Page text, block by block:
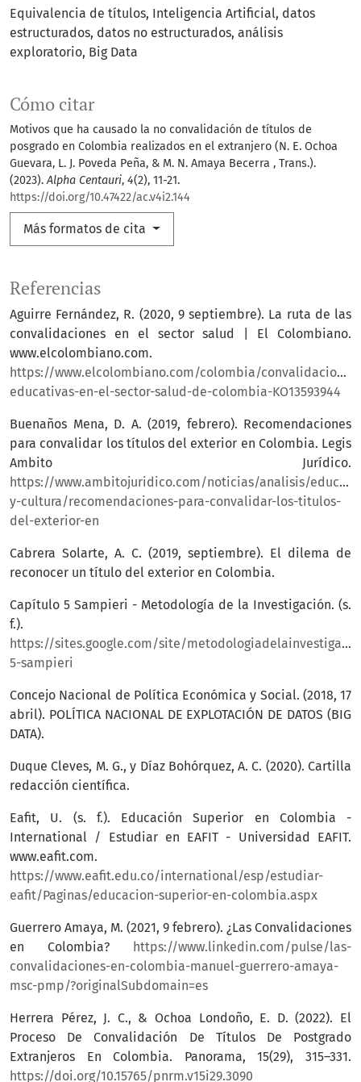
Equivalencia de títulos Inteligencia Artificial datos
estructurados datos no estructurados análisis
exploratorio Big Data
Cómo citar
Motivos que ha causado la no convalidación de títulos de
posgrado en Colombia realizados en el extranjero (N. E. Ochoa
Guevara, L. J. Poveda Peña, & M. N. Amaya Becerra , Trans.).
(2023).Alpha Centauri, 4(2), 11-21.
https://doi.org/10.47422/ac.v4i2.144
Más formatos de cita
Referencias
Aguirre Fernández, R. (2020, 9 septiembre). La ruta de las
convalidaciones en el sector salud | El Colombiano.
www.elcolombiano.com.
https://www.elcolombiano.com/colombia/convalidaciones-
educativas-en-el-sector-salud-de-colombia-KO13593944
Buenaños Mena, D. A. (2019, febrero). Recomendaciones
para convalidar los títulos del exterior en Colombia. Legis
Ambito Jurídico.
https://www.ambitojuridico.com/noticias/analisis/
y-cultura/recomendaciones-para-convalidar-los-titulos-
del-exterior-en
Cabrera Solarte, A. C. (2019, septiembre). El dilema de
reconocer un título del exterior en Colombia.
Capítulo 5 Sampieri - Metodología de la Investigación. (s.
f.).
https://sites.google.com/site/
5-sampieri
Concejo Nacional de Política Económica y Social. (2018, 17
abril). POLÍTICA NACIONAL DE EXPLOTACIÓN DE DATOS (BIG
DATA).
Duque Cleves, M. G., y Díaz Bohórquez, A. C. (2020). Cartilla
redacción científica.
Eafit, U. (s. f.). Educación Superior en Colombia -
International / Estudiar en EAFIT - Universidad EAFIT.
www.eafit.com.
https://www.eafit.edu.co/international/esp/estudiar-
eafit/Paginas/educacion-superior-en-colombia.aspx
Guerrero Amaya, M. (2021, 9 febrero). ¿Las Convalidaciones
en Colombia?
https://www.linkedin.com/pulse/las-
convalidaciones-en-colombia-manuel-guerrero-amaya-
msc-pmp/?originalSubdomain=es
Herrera Pérez, J. C., & Ochoa Londoño, E. D. (2022). El
Proceso De Convalidación De Títulos De Postgrado
Extranjeros En Colombia. Panorama, 15(29), 315–331.
https://doi.org/10.15765/pnrm.v15i29.3090